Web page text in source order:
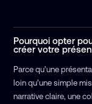
Pourquoi opter
créer votre
Parce qu’une
loin qu’une simple
narrative claire, une